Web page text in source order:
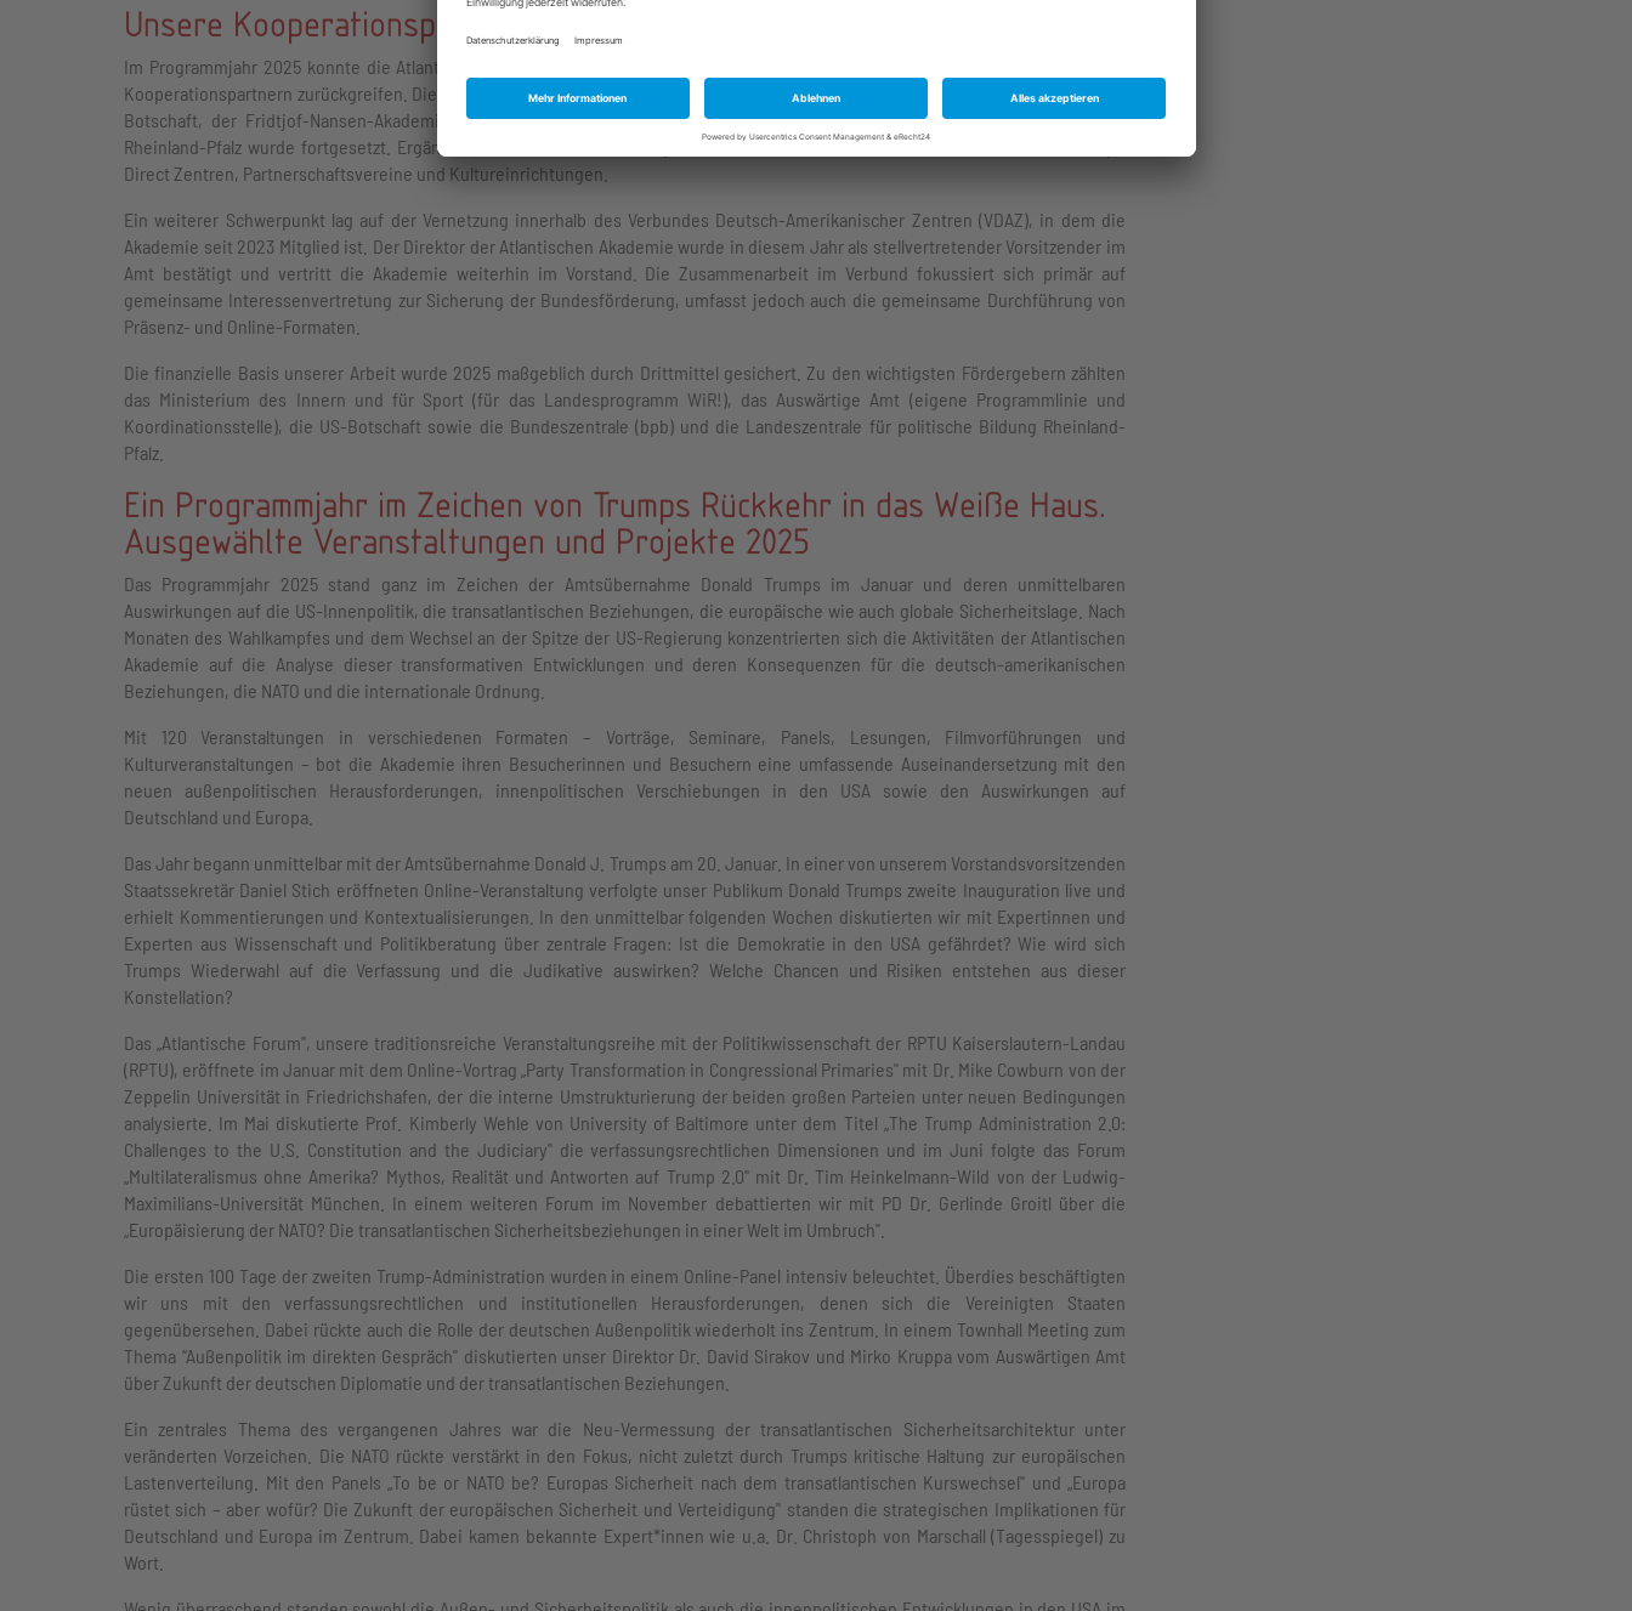
Unsere Kooperationspartner und Drittmittelgeber
Im Programmjahr 2025 konnte die Atlantische Akademie bei der Planung und Umsetzung ihrer Projekte auf ein Netzwerk von 70
Kooperationspartnern zurückgreifen. Die bewährte Zusammenarbeit mit zentralen Institutionen wie dem Auswärtigen Amt, der US-
Botschaft, der Fridtjof-Nansen-Akademie Ingelheim sowie der Bundeszentrale und der Landeszentrale für politische Bildung
Rheinland-Pfalz wurde fortgesetzt. Ergänzend dazu arbeiteten wir eng mit lokalen Akteuren zusammen, darunter diverse Europe
Direct Zentren, Partnerschaftsvereine und Kultureinrichtungen.
Ein weiterer Schwerpunkt lag auf der Vernetzung innerhalb des Verbundes Deutsch-Amerikanischer Zentren (VDAZ), in dem die
Akademie seit 2023 Mitglied ist. Der Direktor der Atlantischen Akademie wurde in diesem Jahr als stellvertretender Vorsitzender im
Amt bestätigt und vertritt die Akademie weiterhin im Vorstand. Die Zusammenarbeit im Verbund fokussiert sich primär auf
gemeinsame Interessenvertretung zur Sicherung der Bundesförderung, umfasst jedoch auch die gemeinsame Durchführung von
Präsenz- und Online-Formaten.
Die finanzielle Basis unserer Arbeit wurde 2025 maßgeblich durch Drittmittel gesichert. Zu den wichtigsten Fördergebern zählten
das Ministerium des Innern und für Sport (für das Landesprogramm WiR!), das Auswärtige Amt (eigene Programmlinie und
Koordinationsstelle), die US-Botschaft sowie die Bundeszentrale (bpb) und die Landeszentrale für politische Bildung Rheinland-
Pfalz.
Ein Programmjahr im Zeichen von Trumps Rückkehr in das Weiße Haus.
Ausgewählte Veranstaltungen und Projekte 2025
Das Programmjahr 2025 stand ganz im Zeichen der Amtsübernahme Donald Trumps im Januar und deren unmittelbaren
Auswirkungen auf die US-Innenpolitik, die transatlantischen Beziehungen, die europäische wie auch globale Sicherheitslage. Nach
Monaten des Wahlkampfes und dem Wechsel an der Spitze der US-Regierung konzentrierten sich die Aktivitäten der Atlantischen
Akademie auf die Analyse dieser transformativen Entwicklungen und deren Konsequenzen für die deutsch-amerikanischen
Beziehungen, die NATO und die internationale Ordnung.
Mit 120 Veranstaltungen in verschiedenen Formaten – Vorträge, Seminare, Panels, Lesungen, Filmvorführungen und
Kulturveranstaltungen – bot die Akademie ihren Besucherinnen und Besuchern eine umfassende Auseinandersetzung mit den
neuen außenpolitischen Herausforderungen, innenpolitischen Verschiebungen in den USA sowie den Auswirkungen auf
Deutschland und Europa.
Das Jahr begann unmittelbar mit der Amtsübernahme Donald J. Trumps am 20. Januar. In einer von unserem Vorstandsvorsitzenden
Staatssekretär Daniel Stich eröffneten Online-Veranstaltung verfolgte unser Publikum Donald Trumps zweite Inauguration live und
erhielt Kommentierungen und Kontextualisierungen. In den unmittelbar folgenden Wochen diskutierten wir mit Expertinnen und
Experten aus Wissenschaft und Politikberatung über zentrale Fragen: Ist die Demokratie in den USA gefährdet? Wie wird sich
Trumps Wiederwahl auf die Verfassung und die Judikative auswirken? Welche Chancen und Risiken entstehen aus dieser
Konstellation?
Das „Atlantische Forum", unsere traditionsreiche Veranstaltungsreihe mit der Politikwissenschaft der RPTU Kaiserslautern-Landau
(RPTU), eröffnete im Januar mit dem Online-Vortrag „Party Transformation in Congressional Primaries" mit Dr. Mike Cowburn von der
Zeppelin Universität in Friedrichshafen, der die interne Umstrukturierung der beiden großen Parteien unter neuen Bedingungen
analysierte. Im Mai diskutierte Prof. Kimberly Wehle von University of Baltimore unter dem Titel „The Trump Administration 2.0:
Challenges to the U.S. Constitution and the Judiciary" die verfassungsrechtlichen Dimensionen und im Juni folgte das Forum
„Multilateralismus ohne Amerika? Mythos, Realität und Antworten auf Trump 2.0" mit Dr. Tim Heinkelmann-Wild von der Ludwig-
Maximilians-Universität München. In einem weiteren Forum im November debattierten wir mit PD Dr. Gerlinde Groitl über die
„Europäisierung der NATO? Die transatlantischen Sicherheitsbeziehungen in einer Welt im Umbruch".
Die ersten 100 Tage der zweiten Trump-Administration wurden in einem Online-Panel intensiv beleuchtet. Überdies beschäftigten
wir uns mit den verfassungsrechtlichen und institutionellen Herausforderungen, denen sich die Vereinigten Staaten
gegenübersehen. Dabei rückte auch die Rolle der deutschen Außenpolitik wiederholt ins Zentrum. In einem Townhall Meeting zum
Thema “Außenpolitik im direkten Gespräch" diskutierten unser Direktor Dr. David Sirakov und Mirko Kruppa vom Auswärtigen Amt
über Zukunft der deutschen Diplomatie und der transatlantischen Beziehungen.
Ein zentrales Thema des vergangenen Jahres war die Neu-Vermessung der transatlantischen Sicherheitsarchitektur unter
veränderten Vorzeichen. Die NATO rückte verstärkt in den Fokus, nicht zuletzt durch Trumps kritische Haltung zur europäischen
Lastenverteilung. Mit den Panels „To be or NATO be? Europas Sicherheit nach dem transatlantischen Kurswechsel" und „Europa
rüstet sich – aber wofür? Die Zukunft der europäischen Sicherheit und Verteidigung" standen die strategischen Implikationen für
Deutschland und Europa im Zentrum. Dabei kamen bekannte Expert*innen wie u.a. Dr. Christoph von Marschall (Tagesspiegel) zu
Wort.